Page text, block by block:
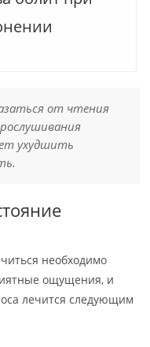
от чтения
ухудшить
необходимо
ощущения, и
лечится следующим